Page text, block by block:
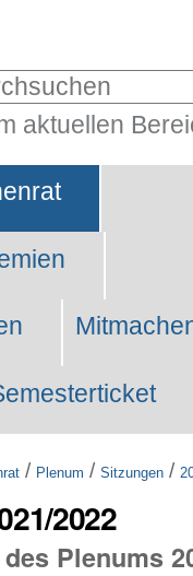
aktuellen
/ Plenum / Sitzungen /
2022
Plenums